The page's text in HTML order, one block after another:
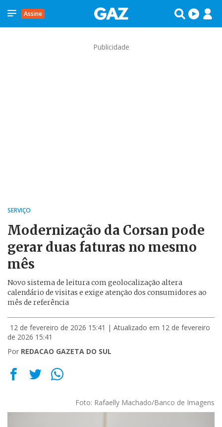
Assine
Publicidade
SERVIÇO
Modernização da Corsan pode
gerar duas faturas no mesmo
mês
Novo sistema de leitura com geolocalização altera
calendário de visitas e exige atenção dos consumidores ao
mês de referência
12 de fevereiro de 2026 15:41 | Atualizado em 12 de fevereiro
de 2026 15:41
Por REDACAO GAZETA DO SUL
Foto: Rafaelly Machado/Banco de Imagens